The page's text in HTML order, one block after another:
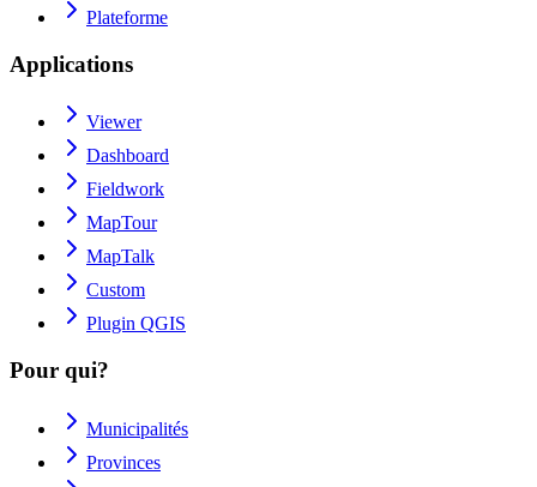
Plateforme
Applications
Viewer
Dashboard
Fieldwork
MapTour
MapTalk
Custom
Plugin QGIS
Pour qui?
Municipalités
Provinces